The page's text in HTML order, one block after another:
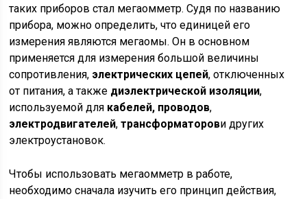
таких приборов стал мегаомметр. Судя по названию
прибора, можно определить, что единицей его
измерения являются мегаомы. Он в основном
применяется для измерения большой величины
сопротивления, электрических цепей, отключенных
от питания, а также диэлектрической изоляции,
используемой для кабелей, проводов,
электродвигателей,трансформаторови других
электроустановок.
Чтобы использовать мегаомметр в работе,
необходимо сначала изучить его принцип действия,